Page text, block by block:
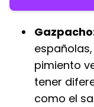
pimiento
tener
como el